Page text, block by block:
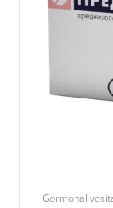
Gormonal